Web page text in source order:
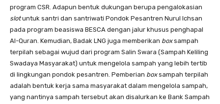
program CSR. Adapun bentuk dukungan berupa pengalokasian
slotuntuk santri dan santriwati Pondok Pesantren Nurul Ichsan
pada program beasiswa BESCA dengan jalur khusus penghapal
Al-Quran. Kemudian, Badak LNG juga memberikan boxsampah
terpilah sebagai wujud dari program Salin Swara (Sampah Keliling
Swadaya Masyarakat) untuk mengelola sampah yang lebih tertib
di lingkungan pondok pesantren. Pemberian boxsampah terpilah
adalah bentuk kerja sama masyarakat dalam mengelola sampah,
yang nantinya sampah tersebut akan disalurkan ke Bank Sampah